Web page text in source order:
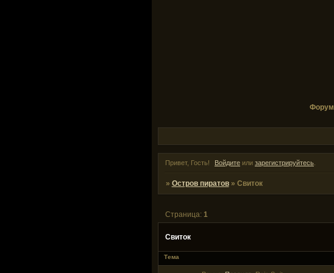
Форум
Привет, Гость! Войдите или зарегистрируйтесь
» Остров пиратов » Свиток
Свиток
Страница: 1
Тема